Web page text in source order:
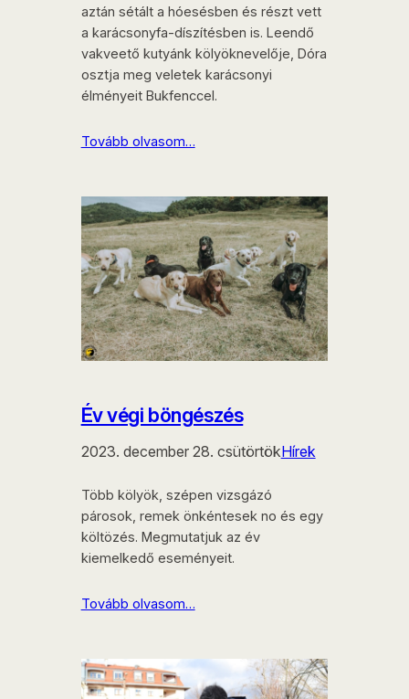
aztán sétált a hóesésben és részt vett
a karácsonyfa-díszítésben is. Leendő
vakveető kutyánk kölyöknevelője, Dóra
osztja meg veletek karácsonyi
élményeit Bukfenccel.
Tovább olvasom…
Év végi böngészés
2023. december 28. csütörtökHírek
Több kölyök, szépen vizsgázó
párosok, remek önkéntesek no és egy
költözés. Megmutatjuk az év
kiemelkedő eseményeit.
Tovább olvasom…